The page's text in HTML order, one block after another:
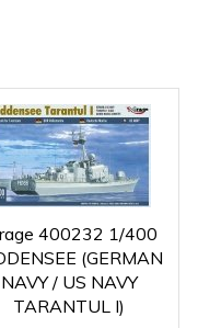
400232 1/400
(GERMAN
NAVY / US NAVY
TARANTUL I)